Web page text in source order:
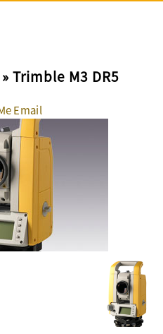
» Trimble M3 DR5
Email